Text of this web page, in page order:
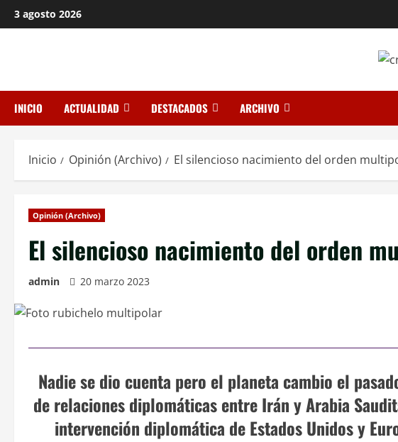
Saltar
al
3 agosto 2026
INICIO ACTUALIDAD DESTACADOS ARCHIVO
Inicio Opinión (Archivo) El silencioso nacimiento del orden
Opinión (Archivo)
El silencioso nacimiento del orden
admin 20 marzo 2023
Nadie se dio cuenta pero el planeta cambio el
de relaciones diplomáticas entre Irán y Arabia
intervención diplomática de Estados Unidos y